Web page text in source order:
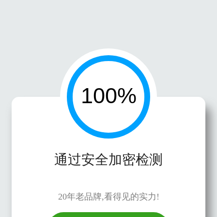
通过安全加密检测
20年老品牌,看得见的实力!